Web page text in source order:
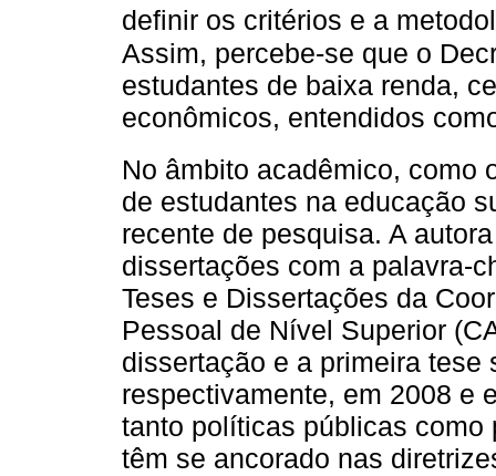
definir os critérios e a
Assim, percebe-se que o
estudantes de baixa renda,
econômicos, entendidos
No âmbito acadêmico, como
de estudantes na educação
recente de pesquisa. A
dissertações com a palavra-
Teses e Dissertações da
Pessoal de Nível Superior
dissertação e a primeira tese
respectivamente, em 2008 e
tanto políticas públicas
têm se ancorado nas